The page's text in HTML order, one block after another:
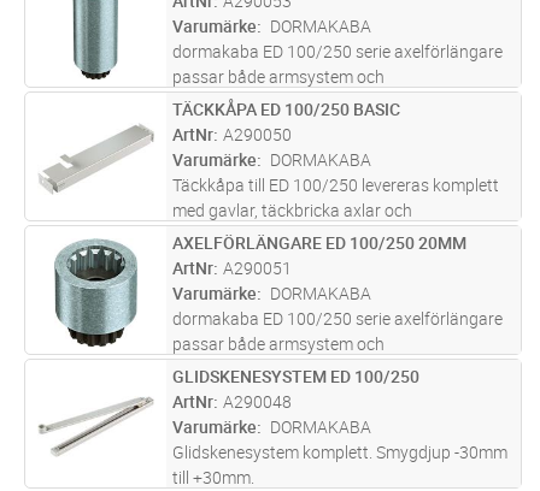
Varumärke
DORMAKABA
dormakaba ED 100/250 serie axelförlängare
passar både armsystem och
glidskenesystem. Finns i följande längder:
20mm. 30mm. 60mm. 90mm. OBS! 90mm
axelförlängare får ej användas tillsammans
med ED 100 ...läs mer
ST Lägg i kundvagn
TÄCKKÅPA ED 100/250 BASIC
ArtNr A290050
Varumärke
DORMAKABA
Täckkåpa till ED 100/250 levereras komplett
med gavlar, täckbricka axlar och
dormakabalogotyp.
ST Lägg i kundvagn
AXELFÖRLÄNGARE ED 100/250 20MM
ArtNr A290051
Varumärke
DORMAKABA
dormakaba ED 100/250 serie axelförlängare
passar både armsystem och
glidskenesystem. Finns i följande längder:
20mm. 30mm. 60mm. 90mm. OBS! 90mm
axelförlängare får ej användas tillsammans
med ED 100...läs mer
ST Lägg i kundvagn
GLIDSKENESYSTEM ED 100/250
ArtNr A290048
Varumärke
DORMAKABA
Glidskenesystem komplett. Smygdjup -30mm
till +30mm.